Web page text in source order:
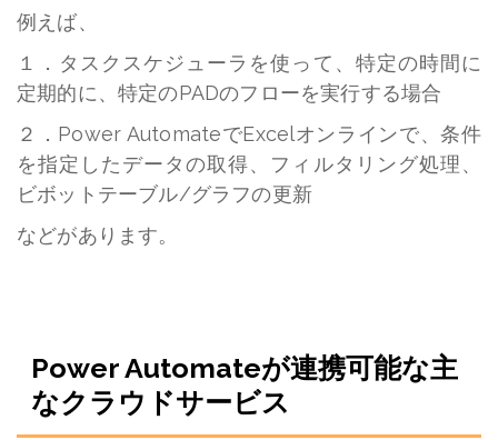
例えば、
１．タスクスケジューラを使って、特定の時間に
定期的に、特定のPADのフローを実行する場合
２．Power AutomateでExcelオンラインで、条件
を指定したデータの取得、フィルタリング処理、
ビボットテーブル/グラフの更新
などがあります。
Power Automateが連携可能な主
なクラウドサービス